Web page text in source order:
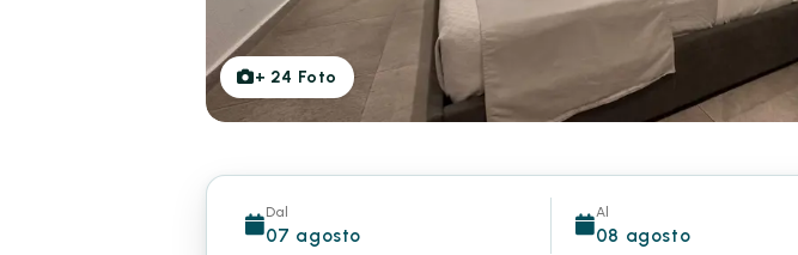
+ 24 Foto
Dal
07 agosto
Al
08 agosto